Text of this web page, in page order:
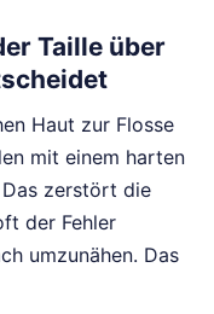
Taille über
Haut zur Flosse
mit einem harten
zerstört die
der Fehler
umzunähen. Das